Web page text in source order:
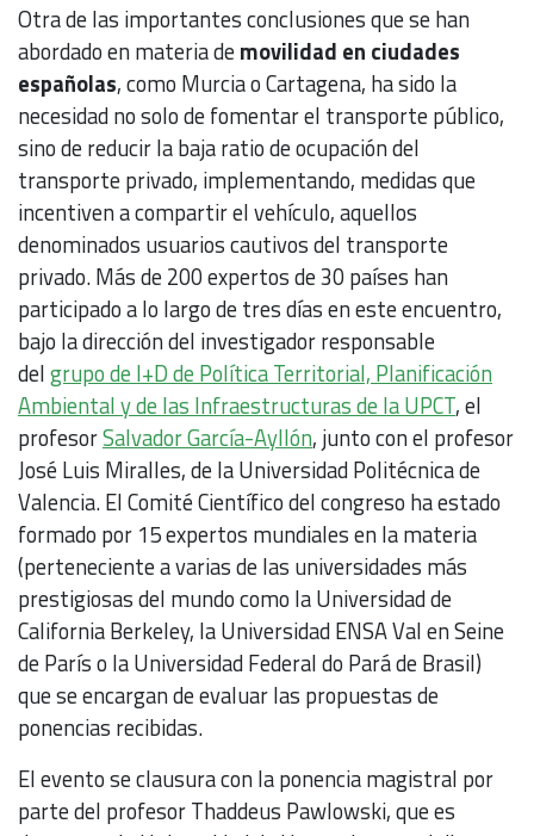
Otra de las importantes conclusiones que se han
abordado en materia demovilidad en ciudades
españolas, como Murcia o Cartagena, ha sido la
necesidad no solo de fomentar el transporte público,
sino de reducir la baja ratio de ocupación del
transporte privado, implementando, medidas que
incentiven a compartir el vehículo, aquellos
denominados usuarios cautivos del transporte
privado. Más de 200 expertos de 30 países han
participado a lo largo de tres días en este encuentro,
bajo la dirección del investigador responsable
delgrupo de I+D de Política Territorial, Planificación
Ambiental y de las Infraestructuras de la UPCT, el
profesorSalvador García-Ayllón, junto con el profesor
José Luis Miralles, de la Universidad Politécnica de
Valencia. El Comité Científico del congreso ha estado
formado por 15 expertos mundiales en la materia
(perteneciente a varias de las universidades más
prestigiosas del mundo como la Universidad de
California Berkeley, la Universidad ENSA Val en Seine
de París o la Universidad Federal do Pará de Brasil)
que se encargan de evaluar las propuestas de
ponencias recibidas.
El evento se clausura con la ponencia magistral por
parte del profesor Thaddeus Pawlowski, que es